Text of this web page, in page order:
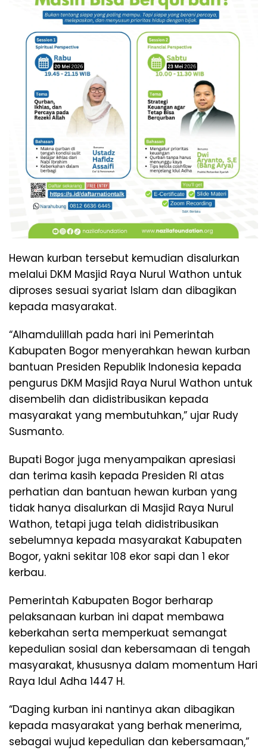
Hewan kurban tersebut kemudian disalurkan
melalui DKM Masjid Raya Nurul Wathon untuk
diproses sesuai syariat Islam dan dibagikan
kepada masyarakat.
“Alhamdulillah pada hari ini Pemerintah
Kabupaten Bogor menyerahkan hewan kurban
bantuan Presiden Republik Indonesia kepada
pengurus DKM Masjid Raya Nurul Wathon untuk
disembelih dan didistribusikan kepada
masyarakat yang membutuhkan,” ujar Rudy
Susmanto.
Bupati Bogor juga menyampaikan apresiasi
dan terima kasih kepada Presiden RI atas
perhatian dan bantuan hewan kurban yang
tidak hanya disalurkan di Masjid Raya Nurul
Wathon, tetapi juga telah didistribusikan
sebelumnya kepada masyarakat Kabupaten
Bogor, yakni sekitar 108 ekor sapi dan 1 ekor
kerbau.
Pemerintah Kabupaten Bogor berharap
pelaksanaan kurban ini dapat membawa
keberkahan serta memperkuat semangat
kepedulian sosial dan kebersamaan di tengah
masyarakat, khususnya dalam momentum Hari
Raya Idul Adha 1447 H.
“Daging kurban ini nantinya akan dibagikan
kepada masyarakat yang berhak menerima,
sebagai wujud kepedulian dan kebersamaan,”